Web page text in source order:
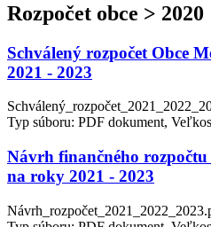
Rozpočet obce > 2020
Schválený rozpočet Obce
2021 - 2023
Typ súboru: PDF dokument,
Návrh finančného rozpočtu
na roky 2021 - 2023